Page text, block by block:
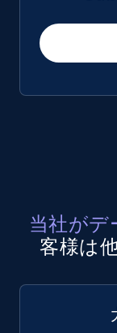
当社がデ
客様は